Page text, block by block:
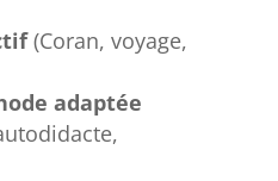
(Coran, voyage,
adaptée